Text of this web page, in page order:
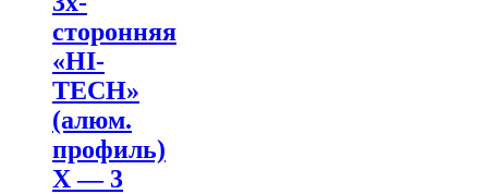
сторонняя
«HI-
TECH»
(алюм.
профиль)
Х — 3